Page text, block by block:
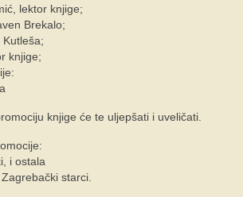
lektor knjige;
Brekalo;
knjige;
knjige će te uljepšati i uveličati.
i ostala
starci.